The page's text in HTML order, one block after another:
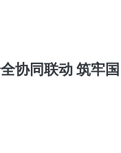
协同联动 筑牢国